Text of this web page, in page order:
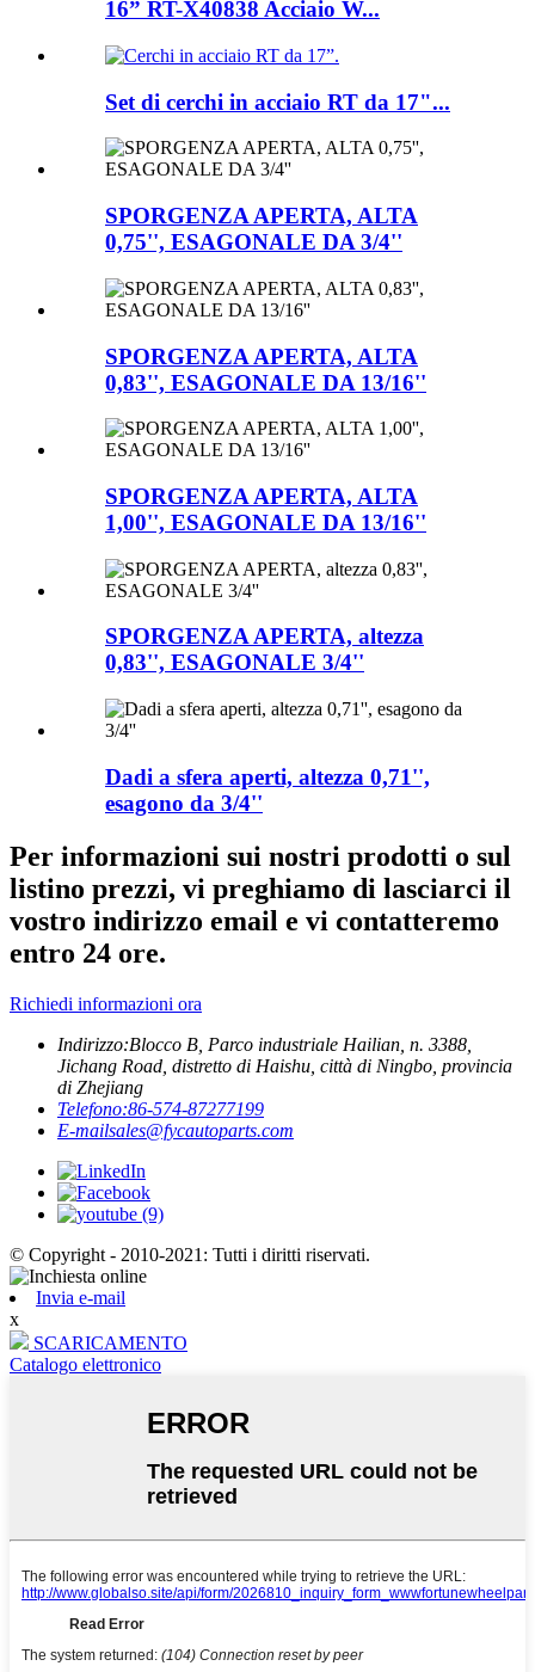
16” RT-X40838 Acciaio W...
Set di cerchi in acciaio RT da 17"...
SPORGENZA APERTA, ALTA
0,75'', ESAGONALE DA 3/4''
SPORGENZA APERTA, ALTA
0,83'', ESAGONALE DA 13/16''
SPORGENZA APERTA, ALTA
1,00'', ESAGONALE DA 13/16''
SPORGENZA APERTA, altezza
0,83'', ESAGONALE 3/4''
Dadi a sfera aperti, altezza 0,71'',
esagono da 3/4''
Per informazioni sui nostri prodotti o sul
listino prezzi, vi preghiamo di lasciarci il
vostro indirizzo email e vi contatteremo
entro 24 ore.
Richiedi informazioni ora
Indirizzo:Blocco B, Parco industriale Hailian, n. 3388,
Jichang Road, distretto di Haishu, città di Ningbo, provincia
di Zhejiang
Telefono:86-574-87277199
E-mailsales@fycautoparts.com
© Copyright - 2010-2021: Tutti i diritti riservati.
Invia e-mail
x
SCARICAMENTO
Catalogo elettronico